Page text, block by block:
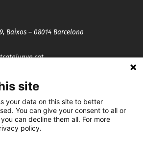
Baixos – 08014 Barcelona
site
your data on this site to better
You can give your consent to all or
can decline them all. For more
policy.